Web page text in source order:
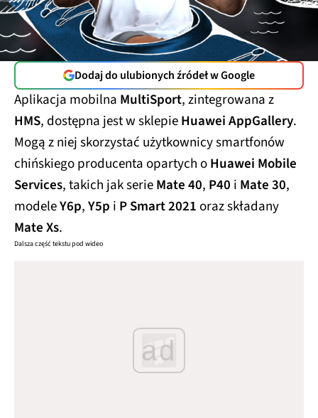
Dodaj do ulubionych źródeł w Google
Aplikacja mobilna MultiSport, zintegrowana z
HMS, dostępna jest w sklepieHuawei AppGallery.
Mogą z niej skorzystać użytkownicy smartfonów
chińskiego producenta opartych oHuawei Mobile
Services, takich jak serieMate 40, P40 i Mate 30,
modeleY6p,Y5p i P Smart 2021oraz składany
Mate Xs.
Dalsza część tekstu pod wideo
ad